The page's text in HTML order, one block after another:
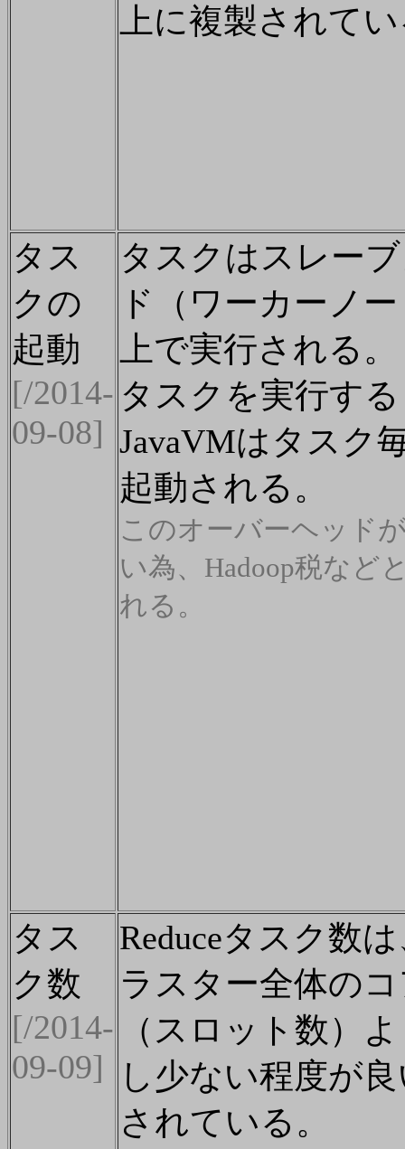
上に複製されて
タス
クの
起動
[/2014-
09-08]
タスクはスレー
ド（ワーカーノ
上で実行される。
タスクを実行する
JavaVMはタスク
起動される。
このオーバーヘッド
い為、Hadoop税など
れる。
タス
ク数
[/2014-
09-09]
Reduceタスク数
ラスター全体の
（スロット数）
し少ない程度が
されている。